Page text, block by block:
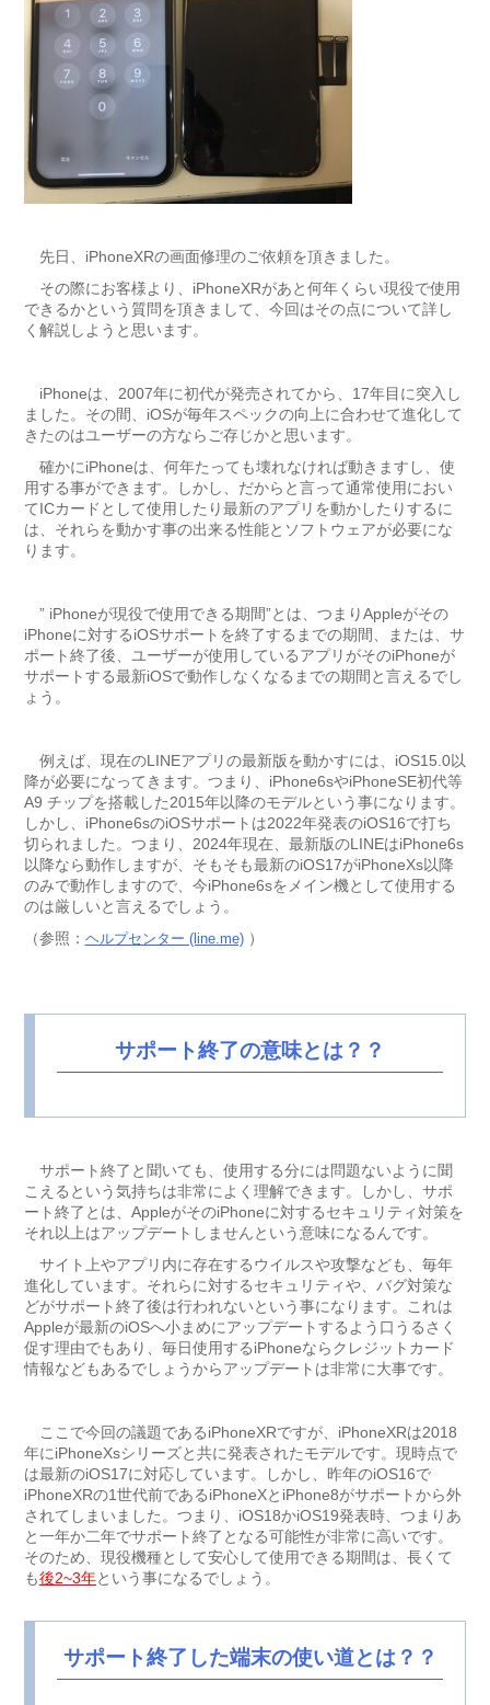
先日、iPhoneXRの画面修理のご依頼を頂きました。
その際にお客様より、iPhoneXRがあと何年くらい現役で使用
できるかという質問を頂きまして、今回はその点について詳し
く解説しようと思います。
iPhoneは、2007年に初代が発売されてから、17年目に突入し
ました。その間、iOSが毎年スペックの向上に合わせて進化して
きたのはユーザーの方ならご存じかと思います。
確かにiPhoneは、何年たっても壊れなければ動きますし、使
用する事ができます。しかし、だからと言って通常使用におい
てICカードとして使用したり最新のアプリを動かしたりするに
は、それらを動かす事の出来る性能とソフトウェアが必要にな
ります。
” iPhoneが現役で使用できる期間”とは、つまりAppleがその
iPhoneに対するiOSサポートを終了するまでの期間、または、サ
ポート終了後、ユーザーが使用しているアプリがそのiPhoneが
サポートする最新iOSで動作しなくなるまでの期間と言えるでし
ょう。
例えば、現在のLINEアプリの最新版を動かすには、iOS15.0以
降が必要になってきます。つまり、iPhone6sやiPhoneSE初代等
A9 チップを搭載した2015年以降のモデルという事になります。
しかし、iPhone6sのiOSサポートは2022年発表のiOS16で打ち
切られました。つまり、2024年現在、最新版のLINEはiPhone6s
以降なら動作しますが、そもそも最新のiOS17がiPhoneXs以降
のみで動作しますので、今iPhone6sをメイン機として使用する
のは厳しいと言えるでしょう。
（参照： ヘルプセンター (line.me)）
サポート終了の意味とは？？
サポート終了と聞いても、使用する分には問題ないように聞
こえるという気持ちは非常によく理解できます。しかし、サポ
ート終了とは、AppleがそのiPhoneに対するセキュリティ対策を
それ以上はアップデートしませんという意味になるんです。
サイト上やアプリ内に存在するウイルスや攻撃なども、毎年
進化しています。それらに対するセキュリティや、バグ対策な
どがサポート終了後は行われないという事になります。これは
Appleが最新のiOSへ小まめにアップデートするよう口うるさく
促す理由でもあり、毎日使用するiPhoneならクレジットカード
情報などもあるでしょうからアップデートは非常に大事です。
ここで今回の議題であるiPhoneXRですが、iPhoneXRは2018
年にiPhoneXsシリーズと共に発表されたモデルです。現時点で
は最新のiOS17に対応しています。しかし、昨年のiOS16で
iPhoneXRの1世代前であるiPhoneXとiPhone8がサポートから外
されてしまいました。つまり、iOS18かiOS19発表時、つまりあ
と一年か二年でサポート終了となる可能性が非常に高いです。
そのため、現役機種として安心して使用できる期間は、長くて
も後2~3年という事になるでしょう。
サポート終了した端末の使い道とは？？